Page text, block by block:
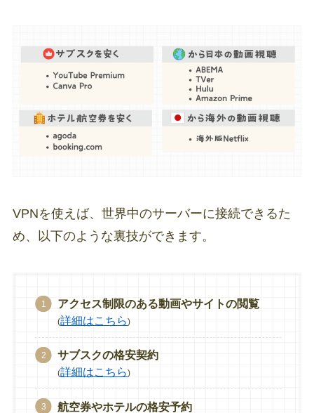
VPNを使えば、世界中のサーバーに接続できるた
め、以下のような裏技ができます。
アクセス制限のある動画やサイトの閲覧
(詳細はこちら)
サブスクの格安契約
(詳細はこちら)
航空券やホテルの格安予約